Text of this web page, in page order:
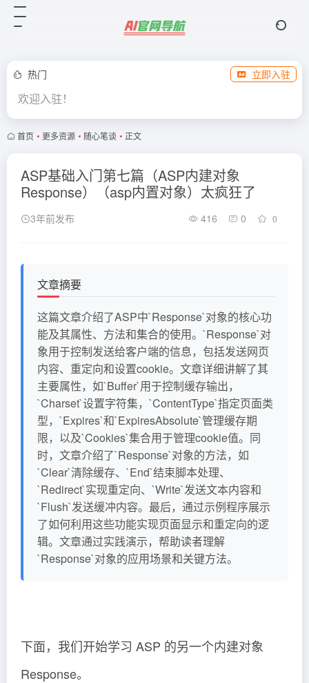
热门 立即入驻
欢迎入驻！
首页 • 更多资源 • 随心笔谈 • 正文
ASP基础入门第七篇（ASP内建对象
Response）（asp内置对象）太疯狂了
3年前发布 416 0 0
文章摘要
这篇文章介绍了ASP中`Response`对象的核心功
能及其属性、方法和集合的使用。`Response`对
象用于控制发送给客户端的信息，包括发送网页
内容、重定向和设置cookie。文章详细讲解了其
主要属性，如`Buffer`用于控制缓存输出，
`Charset`设置字符集，`ContentType`指定页面类
型，`Expires`和`ExpiresAbsolute`管理缓存期
限，以及`Cookies`集合用于管理cookie值。同
时，文章介绍了`Response`对象的方法，如
`Clear`清除缓存、`End`结束脚本处理、
`Redirect`实现重定向、`Write`发送文本内容和
`Flush`发送缓冲内容。最后，通过示例程序展示
了如何利用这些功能实现页面显示和重定向的逻
辑。文章通过实践演示，帮助读者理解
`Response`对象的应用场景和关键方法。
下面，我们开始学习 ASP 的另一个内建对象
Response。